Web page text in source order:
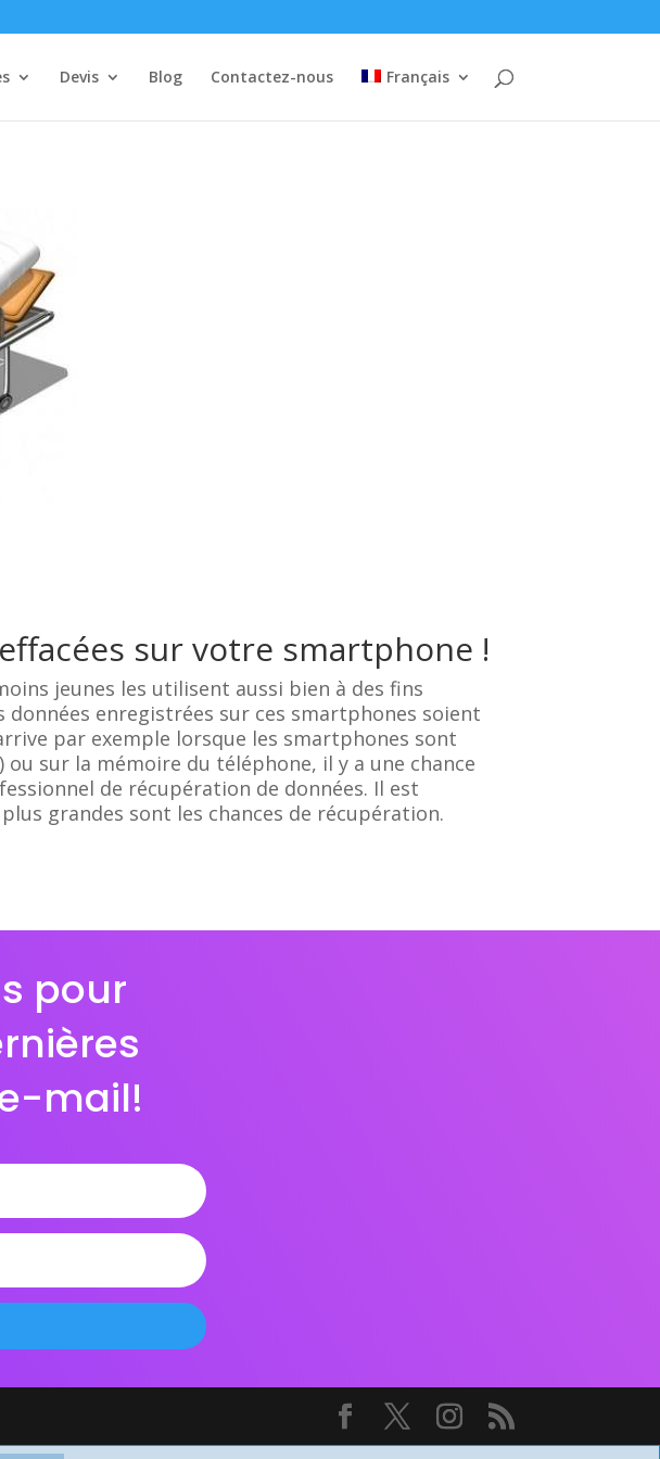
Devis Blog Contactez-nous Français
sur votre smartphone !
jeunes les utilisent aussi bien à des fins
enregistrées sur ces smartphones soient
par exemple lorsque les smartphones sont
sur la mémoire du téléphone, il y a une chance
de récupération de données. Il est
grandes sont les chances de récupération.
pour
mail!